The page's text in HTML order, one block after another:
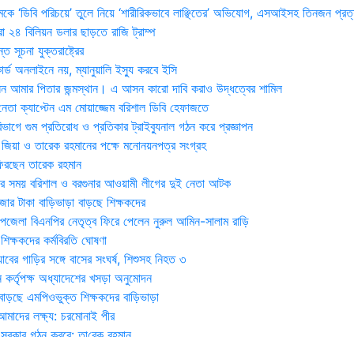
‘ডিবি পরিচয়ে’ তুলে নিয়ে ‘শারীরিকভাবে লাঞ্ছিতের’ অভিযোগ, এসআইসহ তিনজন
২৪ বিলিয়ন ডলার ছাড়তে রাজি ট্রাম্প
সূচনা যুক্তরাষ্ট্রের
অনলাইনে নয়, ম্যানুয়ালি ইস্যু করবে ইসি
পিতার জন্মস্থান। এ আসন কারো দাবি করাও উদ্ধত্বের শামিল
ক্যাপ্টেন এম মোয়াজ্জেম বরিশাল ডিবি হেফাজতে
গুম প্রতিরোধ ও প্রতিকার ট্রাইব্যুনাল গঠন করে প্রজ্ঞাপন
ও তারেক রহমানের পক্ষে মনোনয়নপত্র সংগ্রহ
তারেক রহমান
সময় ব‌রিশাল ও বরগুনার আওয়ামী লীগের দুই নেতা আটক
টাকা বাড়িভাড়া বাড়ছে শিক্ষকদের
বিএনপির নেতৃত্ব ফিরে পেলেন নুরুল আমিন-সালাম রাড়ি
কর্মবিরতি ঘোষণা
গাড়ির সঙ্গে বাসের সংঘর্ষ, শিশুসহ নিহত ৩
কর্তৃপক্ষ অধ্যাদেশের খসড়া অনুমোদন
এমপিওভুক্ত শিক্ষকদের বাড়িভাড়া
লক্ষ্য: চরমোনাই পীর